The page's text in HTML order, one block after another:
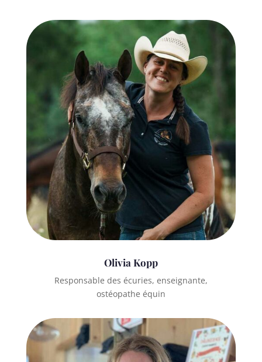
Olivia Kopp
Responsable des écuries, enseignante,
ostéopathe équin